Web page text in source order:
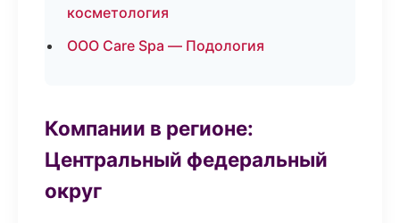
косметология
ООО Care Spa — Подология
Компании в регионе:
Центральный федеральный
округ